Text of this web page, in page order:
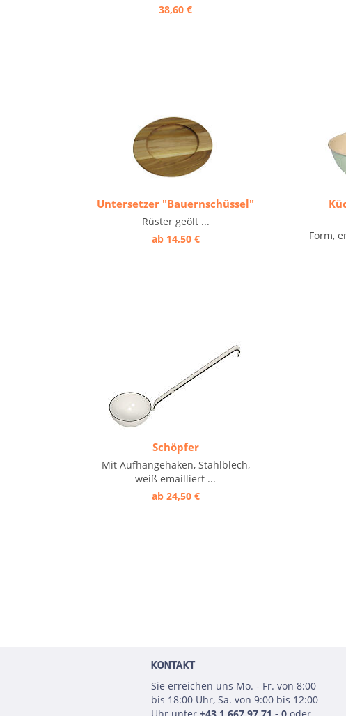
38,60 €
Untersetzer "Bauernschüssel"
Rüster geölt ...
ab 14,50 €
Form,
Schöpfer
Mit Aufhängehaken, Stahlblech,
weiß emailliert ...
ab 24,50 €
KONTAKT
Sie erreichen uns Mo. - Fr. von 8:00
bis 18:00 Uhr, Sa. von 9:00 bis 12:00